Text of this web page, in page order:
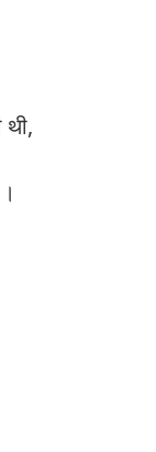
थी,